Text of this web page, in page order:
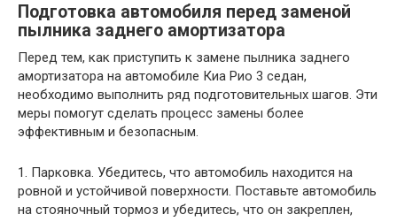
Подготовка автомобиля перед заменой
пылника заднего амортизатора
Перед тем, как приступить к замене пылника заднего
амортизатора на автомобиле Киа Рио 3 седан,
необходимо выполнить ряд подготовительных шагов. Эти
меры помогут сделать процесс замены более
эффективным и безопасным.
1. Парковка. Убедитесь, что автомобиль находится на
ровной и устойчивой поверхности. Поставьте автомобиль
на стояночный тормоз и убедитесь, что он закреплен,